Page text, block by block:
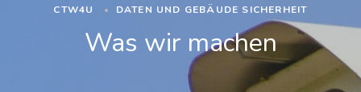
CTW4U • DATEN UND GEBÄUDE SICHERHEIT
Was wir machen